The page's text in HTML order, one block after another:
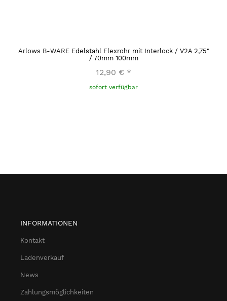
Arlows B-WARE Edelstahl Flexrohr mit Interlock / V2A 2,75"
/ 70mm 100mm
12,90 € *
sofort verfügbar
INFORMATIONEN
Kontakt
Ladenverkauf
News
Zahlungsmöglichkeiten